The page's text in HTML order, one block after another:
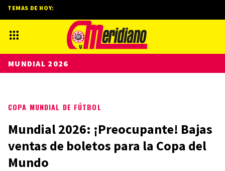
COPA MUNDIAL DE FÚTBOL
Mundial 2026: ¡Preocupante! Bajas
ventas de boletos para la Copa del
Mundo
TEMAS DE HOY:
MUNDIAL 2026